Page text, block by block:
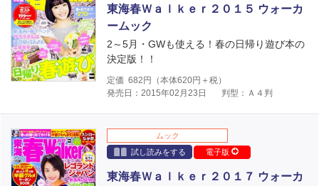
東海春Ｗａｌｋｅｒ２０１５ ウォーカ
ームック
2～5月・GWも使える！春の日帰り遊び本の
決定版！！
定価 682 円（本体620円＋税）
発売日：2015年02月23日
判型：Ａ４判
ムック
試し読みをする
電子版
東海春Ｗａｌｋｅｒ２０１７ ウォーカ